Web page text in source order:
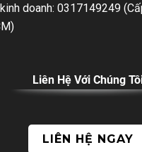
doanh: 0317149249
Liên Hệ Với Chúng
LIÊN HỆ NGAY